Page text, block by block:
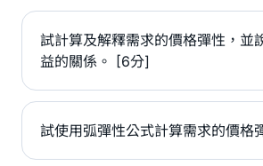
試計算及解釋需求的價格彈性，並
益的關係。 [6分]
試使用弧彈性公式計算需求的價格